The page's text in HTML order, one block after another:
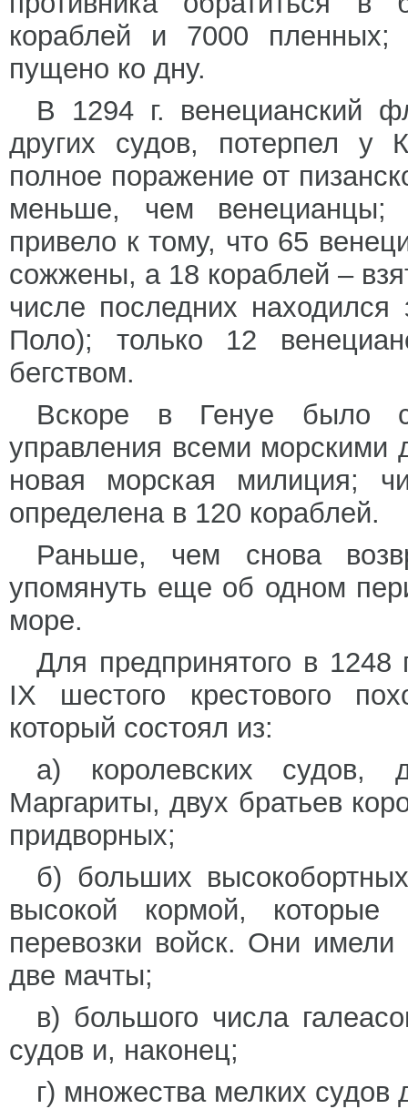
кораблей и 7000 пленных;
пущено ко дну.
В 1294 г. венецианский
других судов, потерпел у
полное поражение от
меньше, чем венецианцы;
привело к тому, что 65
сожжены, а 18 кораблей –
числе последних
Поло); только 12
бегством.
Вскоре в Генуе было
управления всеми морскими
новая морская милиция;
определена в 120 кораблей.
Раньше, чем снова
упомянуть еще об одном
море.
Для предпринятого в
IX шестого крестового
который состоял из:
а) королевских судов,
Маргариты, двух братьев
придворных;
б) больших
высокой кормой,
перевозки войск. Они
две мачты;
в) большого числа
судов и, наконец;
г) множества мелких